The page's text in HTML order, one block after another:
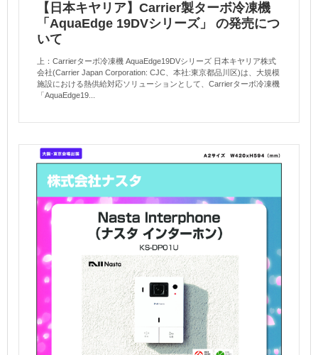
【日本キヤリア】Carrier製ターボ冷凍機
「AquaEdge 19DVシリーズ」 の発売につ
いて
上：Carrierターボ冷凍機 AquaEdge19DVシリーズ 日本キヤリア株式
会社(Carrier Japan Corporation: CJC、本社:東京都品川区)は、大規模
施設における熱供給対応ソリューションとして、Carrierターボ冷凍機
「AquaEdge19...